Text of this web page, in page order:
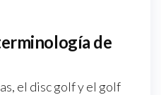
de
el disc golf y el golf